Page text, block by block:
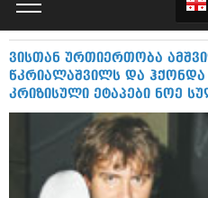
კატალოგი
ინტერვიუები
ამბები
ვისთან ურთიერთობა
წკრიალაშვილს და
კრიზისული ეტაპები ნოე